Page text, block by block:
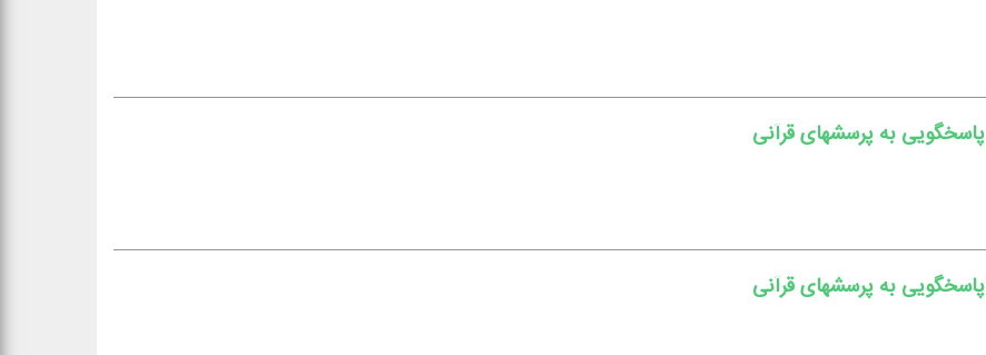
پاسخگویی به پرسشهای قرآنی
پاسخگویی به پرسشهای قرآنی